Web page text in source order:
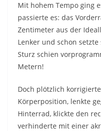
Mit hohem Tempo ging
passierte es: das
Zentimeter aus der
Lenker und schon
Sturz schien
Metern!
Doch plötzlich
Körperposition, lenkte
Hinterrad, klickte den
verhinderte mit einer